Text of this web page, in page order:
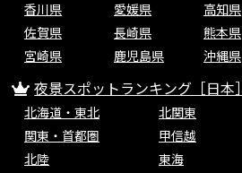
香川県
愛媛県 高知県
佐賀県
長崎県 熊本県
宮崎県
鹿児島県 沖縄県
夜景スポットランキング［日本］
北海道・東北
北関東
関東・首都圏
甲信越
北陸
東海